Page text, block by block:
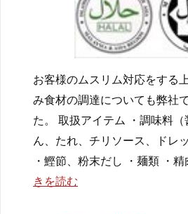
お客様のムスリム対応をする
み食材の調達についても弊社
た。 取扱アイテム ・調味料（
ん、たれ、チリソース、ドレ
・鰹節、粉末だし ・麺類 ・
きを読む